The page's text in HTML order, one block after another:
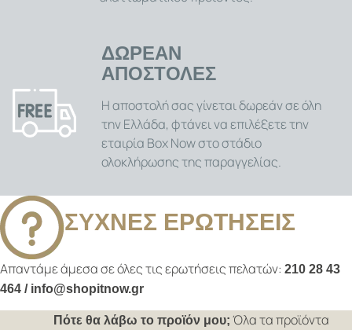
ΔΩΡΕΑΝ
ΑΠΟΣΤΟΛΕΣ
Η αποστολή σας γίνεται δωρεάν σε όλη
την Ελλάδα, φτάνει να επιλέξετε την
εταιρία Box Now στο στάδιο
ολοκλήρωσης της παραγγελίας.
ΣΥΧΝΕΣ ΕΡΩΤΗΣΕΙΣ
Απαντάμε άμεσα σε όλες τις ερωτήσεις πελατών: 210 28 43
464 / info@shopitnow.gr
Πότε θα λάβω το προϊόν μου; Όλα τα προϊόντα